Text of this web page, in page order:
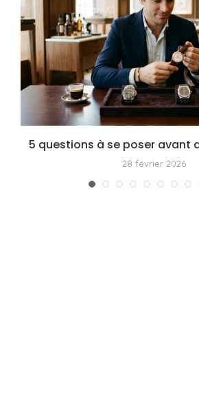
5 questions à se poser avant
28 février 2026